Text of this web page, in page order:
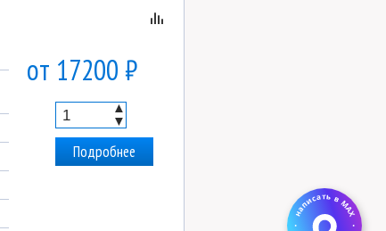
от 17200 ₽
▲
▼
Подробнее